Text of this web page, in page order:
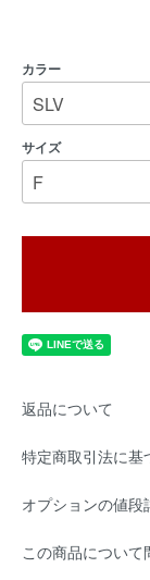
カラー
サイズ
返品について
特定商取引法に基
オプションの値段
この商品について